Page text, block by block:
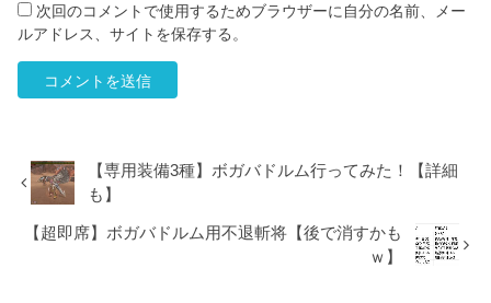
次回のコメントで使用するためブラウザーに自分の名前、メー
ルアドレス、サイトを保存する。
【専用装備3種】ボガバドルム行ってみた！【詳細
も】
【超即席】ボガバドルム用不退斬将【後で消すかも
ｗ】